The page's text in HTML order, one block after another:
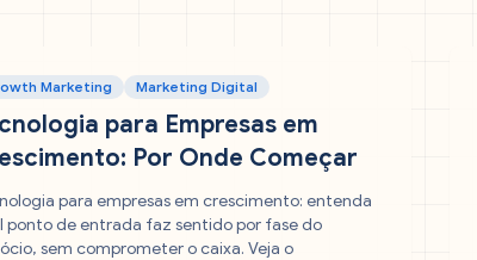
Marketing Marketing Digital
para Empresas em
Por Onde Começar
para empresas em crescimento: entenda
ponto de entrada faz sentido por fase do
sem comprometer o caixa. Veja o